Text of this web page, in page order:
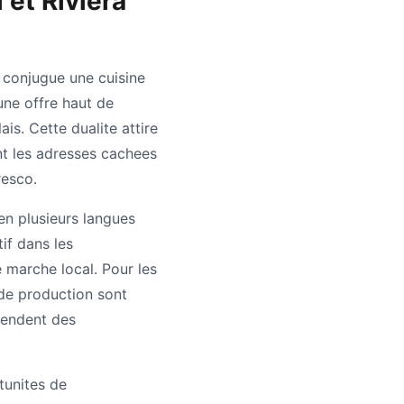
une cuisine
offre haut de
Cette dualite attire
les adresses cachees
plusieurs langues
dans les
local. Pour les
production sont
des
de